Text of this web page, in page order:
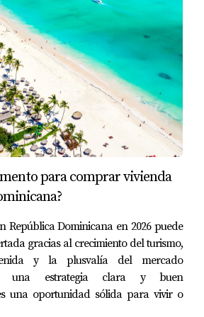
la República Dominicana, y Punta
Cada año, el número de
por campañas
y el desarrollo continuo de
turísticas. Esto significa que hay una
propiedades turísticas. La
vuelos internacionales y la apertura
prueba del interés global en Punta
te coloca en una posición
del crecimiento futuro del
CASO
1: La Familia Martínez
comprar un apartamento
para comprar vivienda
República Dominicana en 2026 puede
gracias al crecimiento del turismo,
y la plusvalía del mercado
una estrategia clara y buen
una oportunidad sólida para vivir o